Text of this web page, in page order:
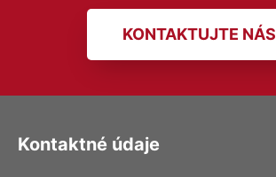
KONTAKTUJTE NÁS
Kontaktné údaje